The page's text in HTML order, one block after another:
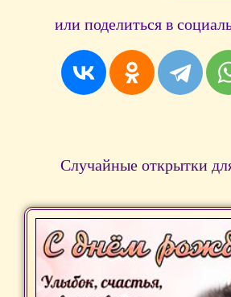
или поделиться в
Случайные открытки